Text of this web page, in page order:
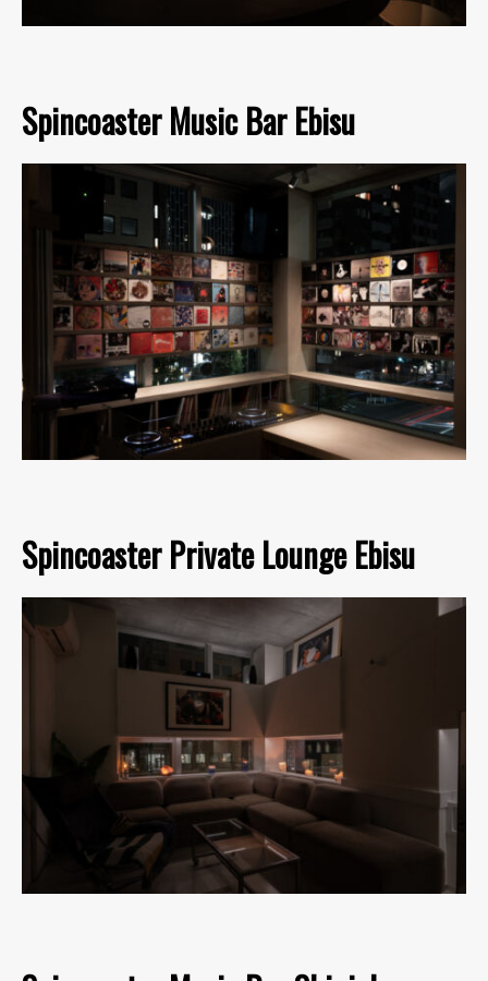
Spincoaster Music Bar Ebisu
Spincoaster Private Lounge Ebisu